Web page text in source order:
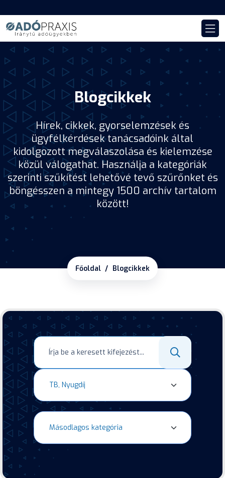
Blogcikkek
Hírek, cikkek, gyorselemzések és
ügyfélkérdések tanácsadóink által
kidolgozott megválaszolása és kielemzése
közül válogathat. Használja a kategóriák
szerinti szűkítést lehetővé tevő szűrőnket és
böngésszen a mintegy 1500 archív tartalom
között!
Főoldal Blogcikkek